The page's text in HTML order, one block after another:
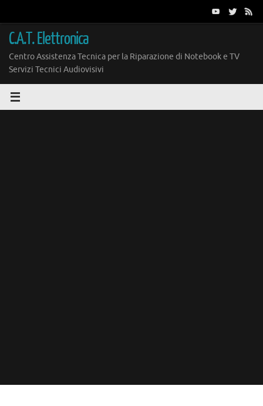
contenuto
C.A.T. Elettronica
Centro Assistenza Tecnica per la Riparazione di Notebook e TV
Servizi Tecnici Audiovisivi